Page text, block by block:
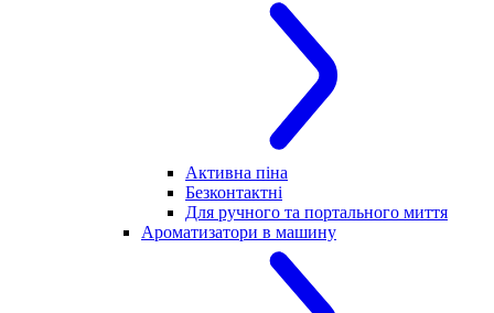
Активна піна
Безконтактні
Для ручного та портального миття
Ароматизатори в машину